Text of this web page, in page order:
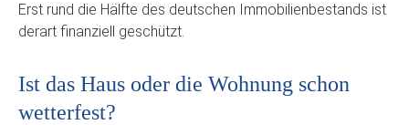
Erst rund die Hälfte des deutschen Immobilienbestands ist
derart finanziell geschützt.
Ist das Haus oder die Wohnung schon
wetterfest?